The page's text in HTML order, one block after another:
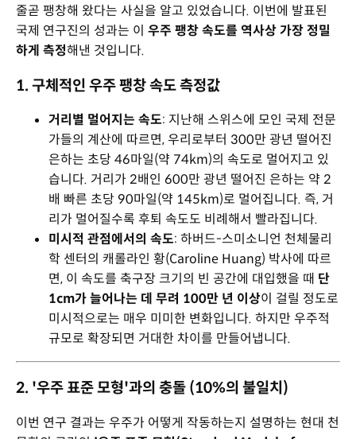
줄곧 팽창해 왔다는 사실을 알고 있었습니다. 이번에 발표된
국제 연구진의 성과는 이 우주 팽창 속도를 역사상 가장 정밀
하게 측정해낸 것입니다.
1. 구체적인 우주 팽창 속도 측정값
거리별 멀어지는 속도: 지난해 스위스에 모인 국제 전문
가들의 계산에 따르면, 우리로부터 300만 광년 떨어진
은하는 초당 46마일(약 74km)의 속도로 멀어지고 있
습니다. 거리가 2배인 600만 광년 떨어진 은하는 약 2
배 빠른 초당 90마일(약 145km)로 멀어집니다. 즉, 거
리가 멀어질수록 후퇴 속도도 비례해서 빨라집니다.
미시적 관점에서의 속도: 하버드-스미소니언 천체물리
학 센터의 캐롤라인 황(Caroline Huang) 박사에 따르
면, 이 속도를 축구장 크기의 빈 공간에 대입했을 때 단
1cm가 늘어나는 데 무려 100만 년 이상이 걸릴 정도로
미시적으로는 매우 미미한 변화입니다. 하지만 우주적
규모로 확장되면 거대한 차이를 만들어냅니다.
2. '우주 표준 모형'과의 충돌 (10%의 불일치)
이번 연구 결과는 우주가 어떻게 작동하는지 설명하는 현대 천